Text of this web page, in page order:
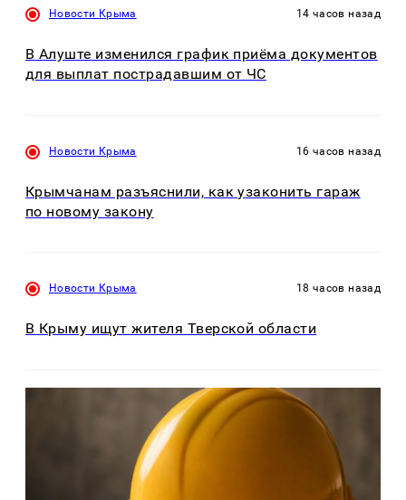
Новости Крыма 14 часов назад
В Алуште изменился график приёма документов
для выплат пострадавшим от ЧС
Новости Крыма 16 часов назад
Крымчанам разъяснили, как узаконить гараж
по новому закону
Новости Крыма 18 часов назад
В Крыму ищут жителя Тверской области